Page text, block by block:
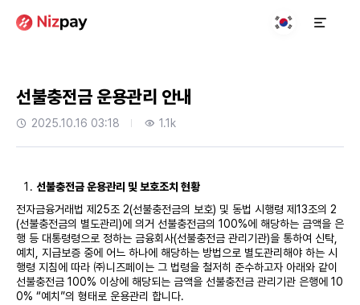
선불충전금 운용관리 안내
2025.10.16 03:18 1.1k
선불충전금 운용관리 및 보호조치 현황
전자금융거래법 제25조 2(선불충전금의 보호) 및 동법 시행령 제13조의 2
(선불충전금의 별도관리)에 의거 선불충전금의 100%에 해당하는 금액을 은
행 등 대통령령으로 정하는 금융회사(선불충전금 관리기관)을 통하여 신탁,
예치, 지급보증 중에 어느 하나에 해당하는 방법으로 별도관리해야 하는 시
행령 지침에 따라 ㈜니즈페이는 그 법령을 철저히 준수하고자 아래와 같이
선불충전금 100% 이상에 해당되는 금액을 선불충전금 관리기관 은행에 10
0% “예치”의 형태로 운용관리 합니다.